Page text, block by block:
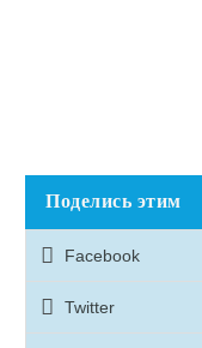
Поделись этим
Facebook
Twitter